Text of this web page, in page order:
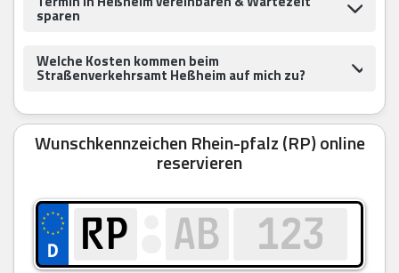
sparen
Welche Kosten kommen beim
Straßenverkehrsamt Heßheim auf mich zu?
Wunschkennzeichen Rhein-pfalz (RP) online
reservieren